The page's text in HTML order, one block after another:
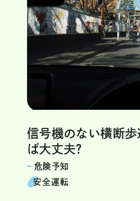
信号機のない横断歩
ば大丈夫？
危険予知
安全運転